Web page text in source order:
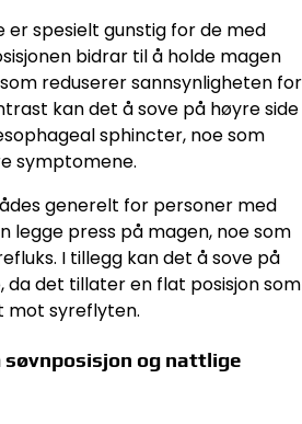
er spesielt gunstig for de med
bidrar til å holde magen
reduserer sannsynligheten for
kan det å sove på høyre side
sphincter, noe som
symptomene.
generelt for personer med
legge press på magen, noe som
I tillegg kan det å sove på
da det tillater en flat posisjon som
mot syreflyten.
søvnposisjon og nattlige